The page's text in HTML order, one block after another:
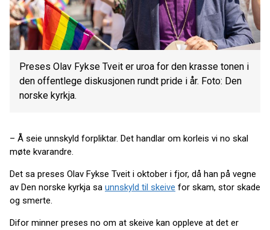
Preses Olav Fykse Tveit er uroa for den krasse tonen i
den offentlege diskusjonen rundt pride i år. Foto: Den
norske kyrkja.
– Å seie unnskyld forpliktar. Det handlar om korleis vi no skal
møte kvarandre.
Det sa preses Olav Fykse Tveit i oktober i fjor, då han på vegne
av Den norske kyrkja sa unnskyld til skeive for skam, stor skade
og smerte.
Difor minner preses no om at skeive kan oppleve at det er